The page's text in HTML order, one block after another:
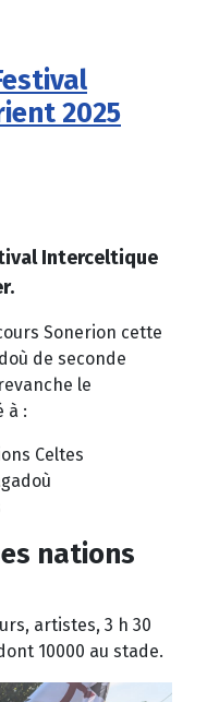
2025
Interceltique
Sonerion cette
de seconde
le
à :
Celtes
nations
artistes, 3 h 30
10000 au stade.